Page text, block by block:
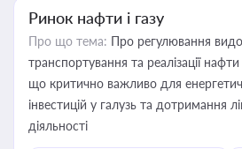
Ринок нафти і газу
Про що тема: Про регулювання
транспортування та реалізації
що критично важливо для
інвестицій у галузь та дотримання
діяльності